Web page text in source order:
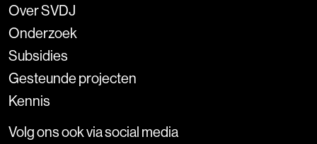
Over SVDJ
Onderzoek
Subsidies
Gesteunde projecten
Kennis
Volg ons ook via social media